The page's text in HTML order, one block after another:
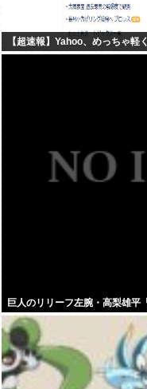
【超速報】Yahoo、めっちゃ軽
巨人のリリーフ左腕・高梨雄平